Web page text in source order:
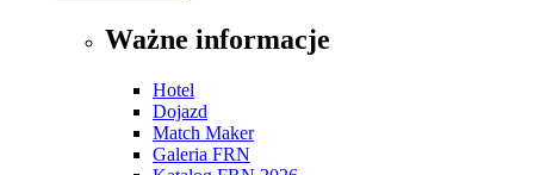
Ważne informacje
Hotel
Dojazd
Match Maker
Galeria FRN